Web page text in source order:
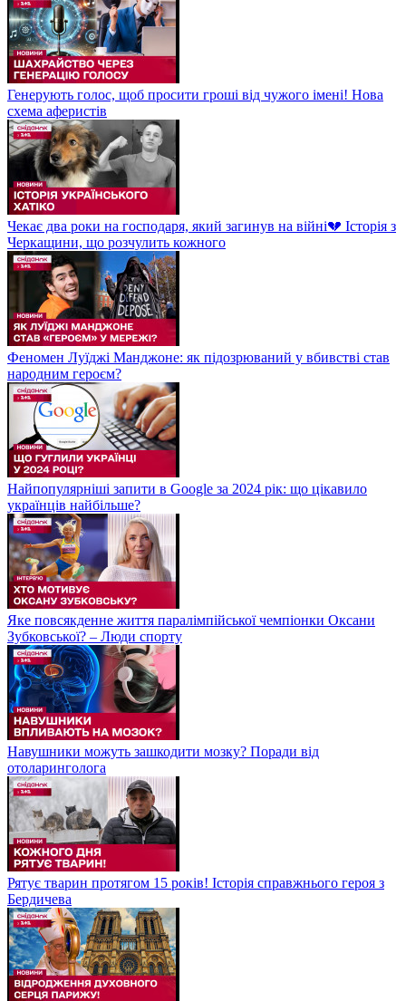
Генерують голос, щоб просити гроші від чужого імені! Нова
схема аферистів
Чекає два роки на господаря, який загинув на війні💔 Історія з
Черкащини, що розчулить кожного
Феномен Луїджі Манджоне: як підозрюваний у вбивстві став
народним героєм?
Найпопулярніші запити в Google за 2024 рік: що цікавило
українців найбільше?
Яке повсякденне життя паралімпійської чемпіонки Оксани
Зубковської? – Люди спорту
Навушники можуть зашкодити мозку? Поради від
отоларинголога
Рятує тварин протягом 15 років! Історія справжнього героя з
Бердичева